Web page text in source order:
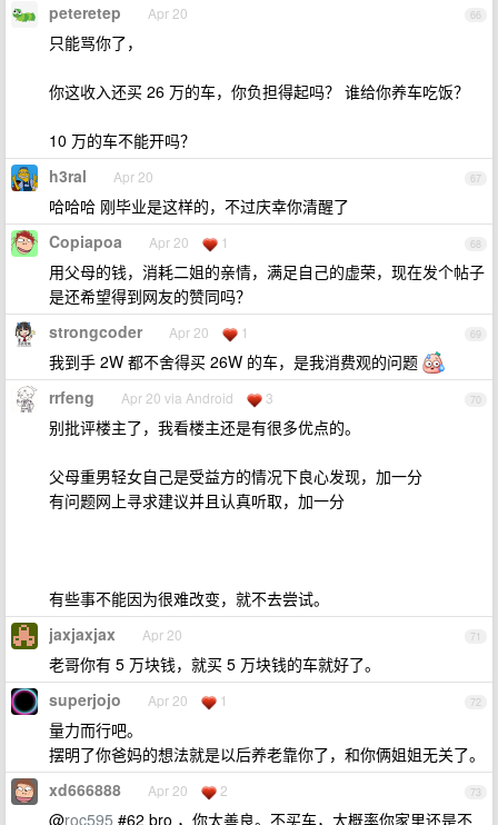
66
peteretep Apr 20
只能骂你了，
你这收入还买 26 万的车，你负担得起吗？ 谁给你养车吃饭？
10 万的车不能开吗？
67
h3ral Apr 20
哈哈哈 刚毕业是这样的，不过庆幸你清醒了
68
Copiapoa Apr 20 1
用父母的钱，消耗二姐的亲情，满足自己的虚荣，现在发个帖子
是还希望得到网友的赞同吗？
69
strongcoder Apr 20 1
我到手 2W 都不舍得买 26W 的车，是我消费观的问题
70
rrfeng Apr 20 via Android 3
别批评楼主了，我看楼主还是有很多优点的。
父母重男轻女自己是受益方的情况下良心发现，加一分
有问题网上寻求建议并且认真听取，加一分
有些事不能因为很难改变，就不去尝试。
71
jaxjaxjax Apr 20
老哥你有 5 万块钱，就买 5 万块钱的车就好了。
72
superjojo Apr 20 1
量力而行吧。
摆明了你爸妈的想法就是以后养老靠你了，和你俩姐姐无关了。
73
xd666888 Apr 20 2
@roc595 #62 bro ，你太善良。不买车，大概率你家里还是不